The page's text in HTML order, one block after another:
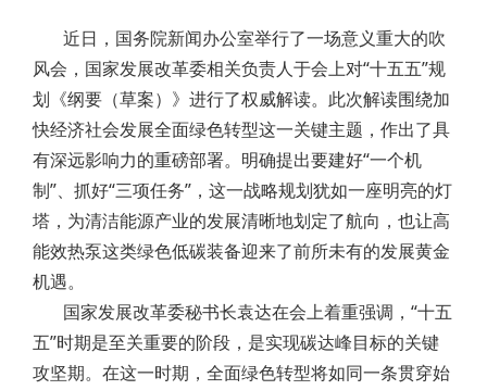
近日，国务院新闻办公室举行了一场意义重大的吹
风会，国家发展改革委相关负责人于会上对“十五五”规
划《纲要（草案）》进行了权威解读。此次解读围绕加
快经济社会发展全面绿色转型这一关键主题，作出了具
有深远影响力的重磅部署。明确提出要建好“一个机
制”、抓好“三项任务”，这一战略规划犹如一座明亮的灯
塔，为清洁能源产业的发展清晰地划定了航向，也让高
能效热泵这类绿色低碳装备迎来了前所未有的发展黄金
机遇。
国家发展改革委秘书长袁达在会上着重强调，“十五
五”时期是至关重要的阶段，是实现碳达峰目标的关键
攻坚期。在这一时期，全面绿色转型将如同一条贯穿始